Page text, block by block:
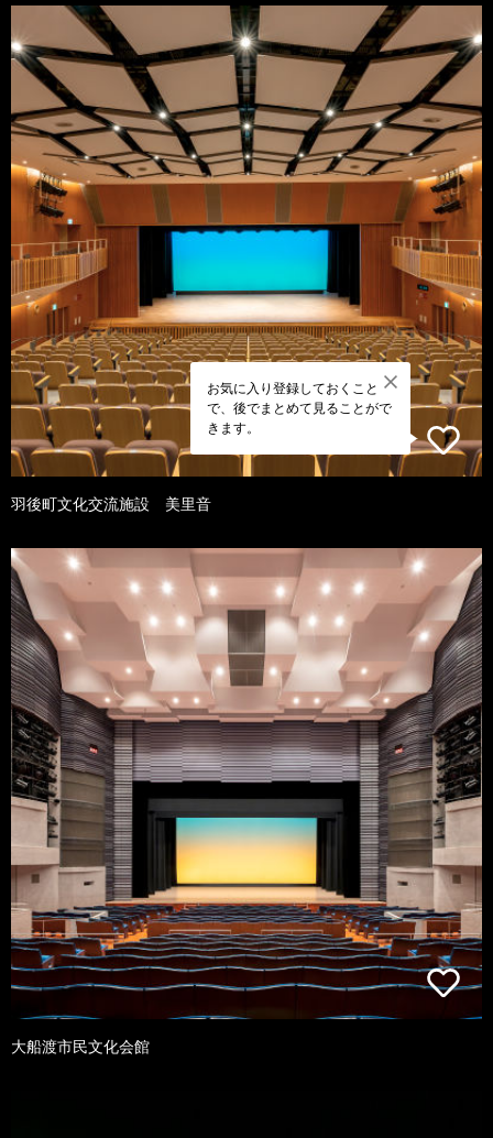
お気に入り登録しておくこと
で、後でまとめて見ることがで
きます。
羽後町文化交流施設 美里音
大船渡市民文化会館